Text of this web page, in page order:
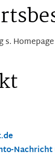
Nachricht